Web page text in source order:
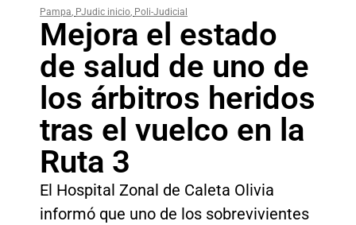
Pampa, PJudic inicio, Poli-Judicial
Mejora el estado
de salud de uno de
los árbitros heridos
tras el vuelco en la
Ruta 3
El Hospital Zonal de Caleta Olivia
informó que uno de los sobrevivientes